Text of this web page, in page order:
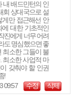
내 배드민턴의 인
회 상대국으로 설
게만 접근해선 안
에 대한 기초적인
진에게 너무 어려
도 명심했으면 좋
최소한 그들이 불
최소한 사업적 마
갖춰야 할 인권
!
09:57
수정 삭제